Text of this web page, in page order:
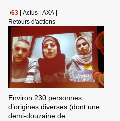
/63 Actus AXA
Retours d'actions
Environ 230 personnes
d’origines diverses (dont une
demi-douzaine de